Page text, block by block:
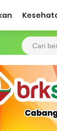
Cegah
Adat